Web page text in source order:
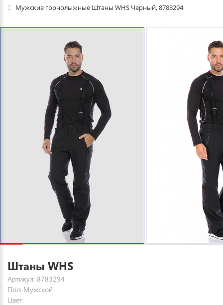
Мужские горнолыжные Штаны WHS Черный, 8783294
Штаны WHS
Артикул: 8783294
Пол: Мужской
Цвет: